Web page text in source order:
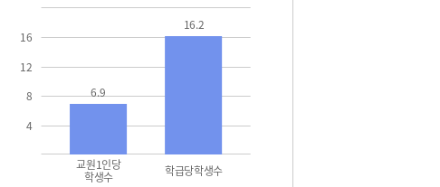
2026. 08. 13 목 ~ 2026. 08. 19 수
08. 14 금 - 여름방학
08. 17 월 - 대체공휴일
4
8
12
16
교원1인당
학생수 학급당학생수
6.9
16.2